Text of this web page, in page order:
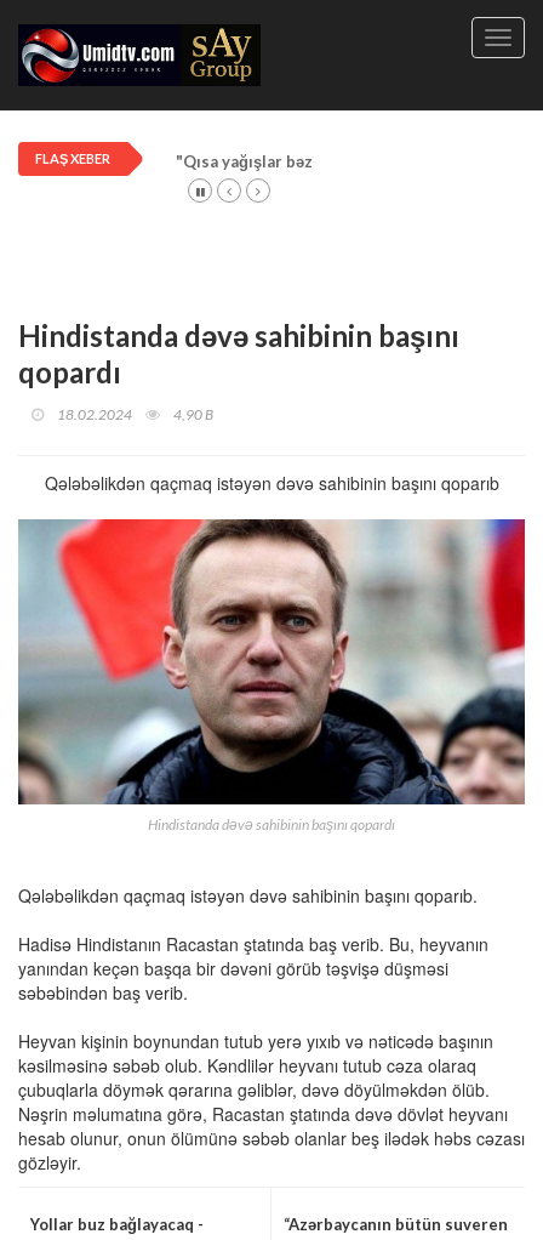
FLAŞ XEBER "Qısa yağışlar bəzi rayonlarda davam edir"
Hindistanda dəvə sahibinin başını
qopardı
18.02.2024 4,90 B
Qələbəlikdən qaçmaq istəyən dəvə sahibinin başını qoparıb
Hindistanda dəvə sahibinin başını qopardı
Qələbəlikdən qaçmaq istəyən dəvə sahibinin başını qoparıb.
Hadisə Hindistanın Racastan ştatında baş verib. Bu, heyvanın
yanından keçən başqa bir dəvəni görüb təşvişə düşməsi
səbəbindən baş verib.
Heyvan kişinin boynundan tutub yerə yıxıb və nəticədə başının
kəsilməsinə səbəb olub. Kəndlilər heyvanı tutub cəza olaraq
çubuqlarla döymək qərarına gəliblər, dəvə döyülməkdən ölüb.
Nəşrin məlumatına görə, Racastan ştatında dəvə dövlət heyvanı
hesab olunur, onun ölümünə səbəb olanlar beş ilədək həbs cəzası
gözləyir.
Yollar buz bağlayacaq -
“Azərbaycanın bütün suveren